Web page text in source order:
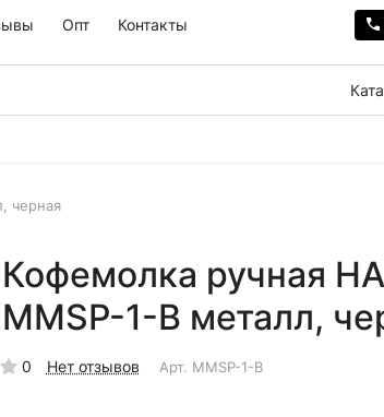
Опт Контакты
черная
Кофемолка ручная
MMSP-1-B металл,
0 Нет отзывов Арт. MMSP-1-B